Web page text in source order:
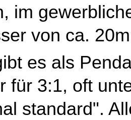
im
von ca.
es als
für 3:1, oft
standard".